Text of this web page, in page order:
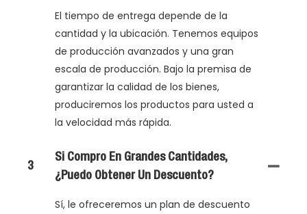
El tiempo de entrega depende de la
cantidad y la ubicación. Tenemos equipos
de producción avanzados y una gran
escala de producción. Bajo la premisa de
garantizar la calidad de los bienes,
produciremos los productos para usted a
la velocidad más rápida.
3
Si Compro En Grandes Cantidades,
¿puedo Obtener Un Descuento?
Sí, le ofreceremos un plan de descuento